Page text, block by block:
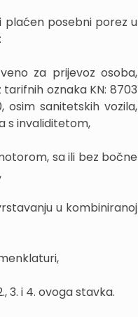
plaćen posebni porez u
za prijevoz osoba,
oznaka KN: 8703
osim sanitetskih vozila,
s invaliditetom,
sa ili bez bočne
u kombiniranoj
3. i 4. ovoga stavka.